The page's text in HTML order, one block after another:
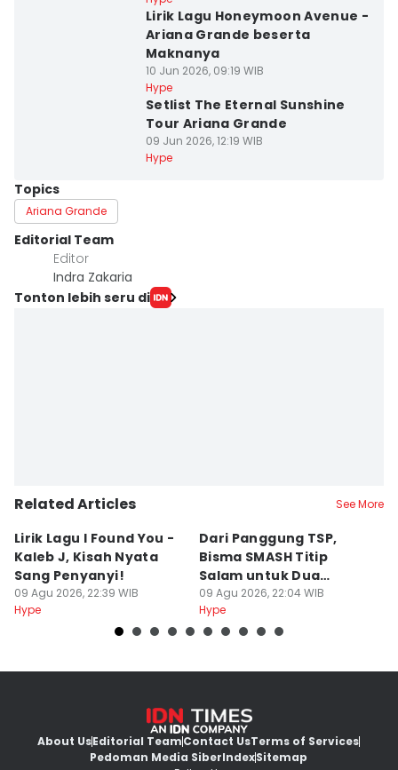
Lirik Lagu Honeymoon Avenue -
Ariana Grande beserta
Maknanya
10 Jun 2026, 09:19 WIB
Hype
Setlist The Eternal Sunshine
Tour Ariana Grande
09 Jun 2026, 12:19 WIB
Hype
Topics
Ariana Grande
Editorial Team
Editor
Indra Zakaria
Tonton lebih seru di
Related Articles See More
Lirik Lagu I Found You -
Kaleb J, Kisah Nyata
Sang Penyanyi!
09 Agu 2026, 22:39 WIB
Hype
Dari Panggung TSP,
Bisma SMASH Titip
Salam untuk Dua
Mantan Member
09 Agu 2026, 22:04 WIB
Hype
About UsEditorial TeamContact UsTerms of Services
Pedoman Media SiberIndexSitemap